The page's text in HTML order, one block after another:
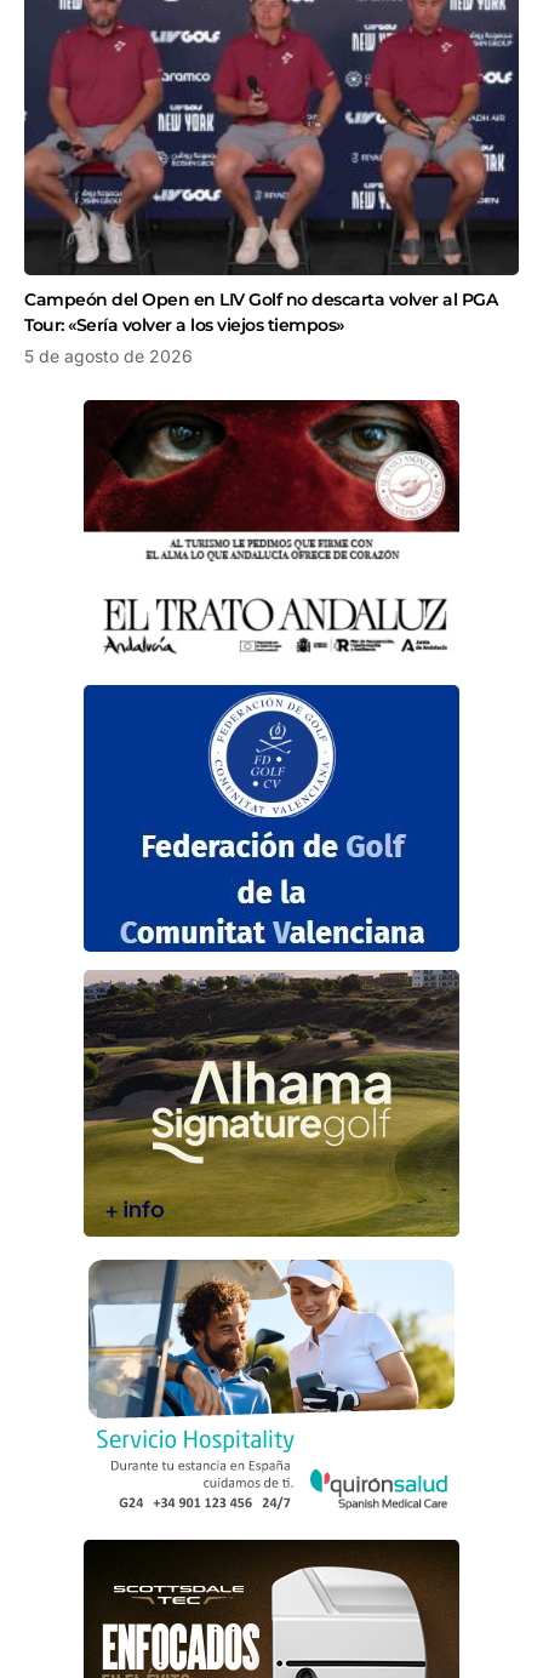
Campeón del Open en LIV Golf no descarta volver al PGA
Tour: «Sería volver a los viejos tiempos»
5 de agosto de 2026